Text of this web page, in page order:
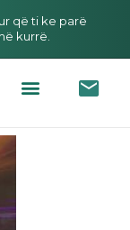
që ti ke parë
kurrë.